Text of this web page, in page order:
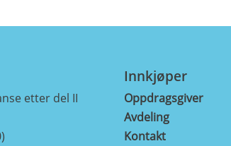
etter del II
Innkjøper
Oppdragsgiver
Avdeling
Kontakt